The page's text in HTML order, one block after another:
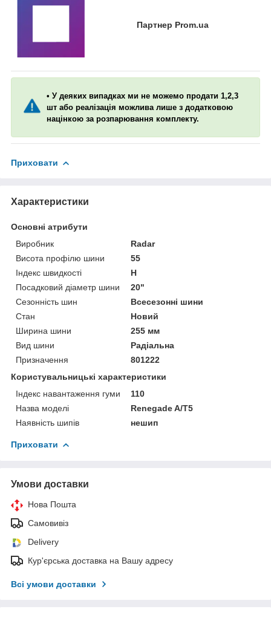
Партнер Prom.ua
• У деяких випадках ми не можемо продати 1,2,3
шт або реалізація можлива лише з додатковою
націнкою за розпарювання комплекту.
Приховати
Характеристики
Основні атрибути
Виробник
Radar
Висота профілю шини
55
Індекс швидкості
H
Посадковий діаметр шини
20"
Сезонність шин
Всесезонні шини
Стан
Новий
Ширина шини
255 мм
Вид шини
Радіальна
Призначення
801222
Користувальницькі характеристики
Індекс навантаження гуми
110
Назва моделі
Renegade A/T5
Наявність шипів
нешип
Приховати
Умови доставки
Нова Пошта
Самовивіз
Delivery
Кур'єрська доставка на Вашу адресу
Всі умови доставки